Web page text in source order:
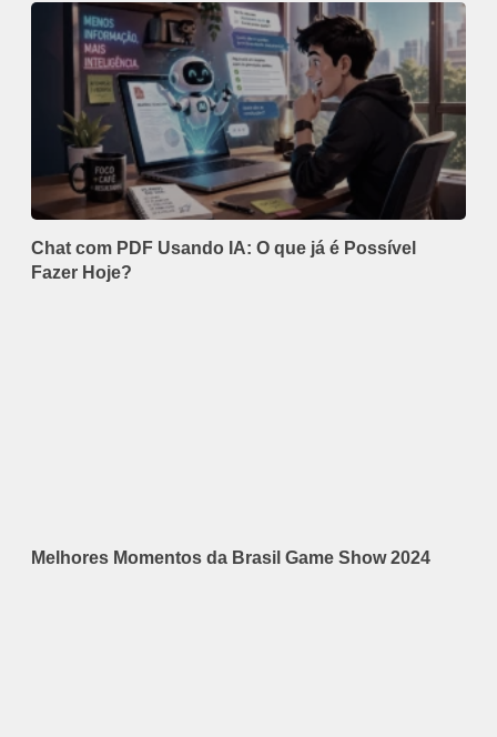
Chat com PDF Usando IA: O que já é Possível
Fazer Hoje?
Melhores Momentos da Brasil Game Show 2024